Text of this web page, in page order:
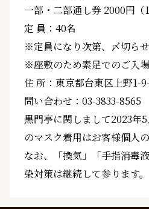
一部・二部通し券 2000円（
定 員：40名
※定員になり次第、〆切らせ
※座敷のため素足でのご入場
住 所：東京都台東区上野1-
問い合わせ：03-3833-8565
黒門亭に関しまして2023年
のマスク着用はお客様個人
なお、「換気」「手指消毒
染対策は継続して参ります。